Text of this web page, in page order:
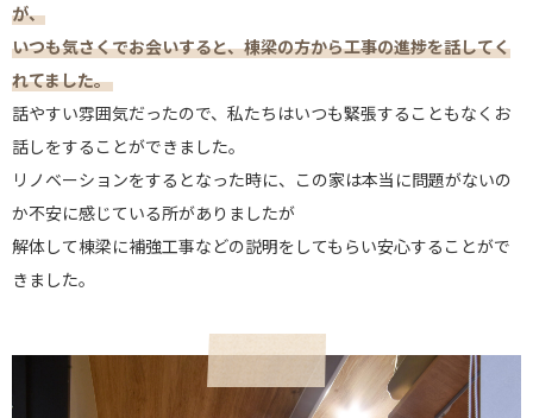
が、
いつも気さくでお会いすると、棟梁の方から工事の進捗を話してく
れてました。
話やすい雰囲気だったので、私たちはいつも緊張することもなくお
話しをすることができました。
リノベーションをするとなった時に、この家は本当に問題がないの
か不安に感じている所がありましたが
解体して棟梁に補強工事などの説明をしてもらい安心することがで
きました。